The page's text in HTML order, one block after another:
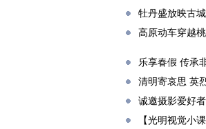
牡丹盛放映古城
高原动车穿越
乐享春假 传承
清明寄哀思 英
诚邀摄影爱好
【光明视觉小